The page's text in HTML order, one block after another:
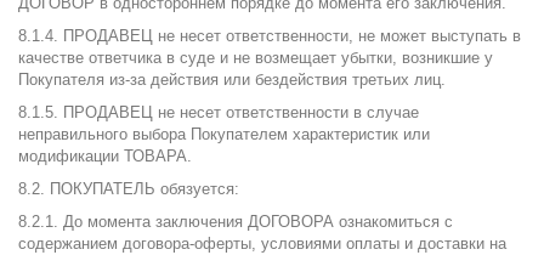
8.1.4. ПРОДАВЕЦ не несет ответственности, не может выступать в
качестве ответчика в суде и не возмещает убытки, возникшие у
Покупателя из-за действия или бездействия третьих лиц.
8.1.5. ПРОДАВЕЦ не несет ответственности в случае
неправильного выбора Покупателем характеристик или
модификации ТОВАРА.
8.2. ПОКУПАТЕЛЬ обязуется:
8.2.1. До момента заключения ДОГОВОРА ознакомиться с
содержанием договора-оферты, условиями оплаты и доставки на